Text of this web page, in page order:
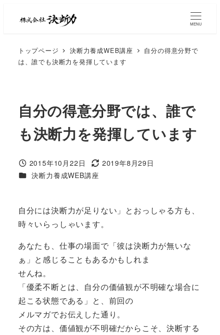
MENU
トップページ 決断力養成WEB講座
自分の得意分野で
は、誰でも決断力を発揮しています
自分の得意分野では、誰で
も決断力を発揮しています
2015年10月22日
2019年8月29日
決断力養成WEB講座
自分には決断力が足りない」とおっしゃる方も、
時々いらっしゃいます。
あなたも、仕事の場面で「彼は決断力が無いな
ぁ」と感じることもあるかもしれま
せんね。
「優柔不断とは、自分の価値観が不明確な場合に
起こる状態である」と、前回の
メルマガでお伝えした通り。
その方は、価値観が不明確だからこそ、決断する